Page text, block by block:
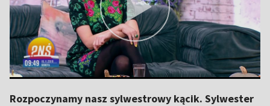
Rozpoczynamy nasz sylwestrowy kącik. Sylwester